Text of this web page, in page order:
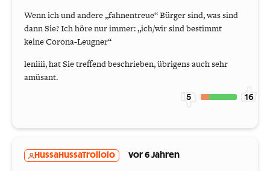
Wenn ich und andere „fahnentreue“ Bürger sind, was sind
dann Sie? Ich höre nur immer: „ich/wir sind bestimmt
keine Corona-Leugner“
leniiii, hat Sie treffend beschrieben, übrigens auch sehr
amüsant.
5 16
HussaHussaTrollolo vor 6 Jahren